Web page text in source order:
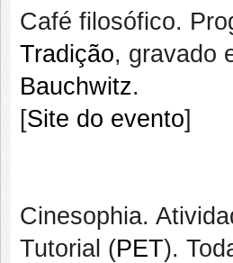
Café filosófico.
Tradição, gravado
Bauchwitz.
[Site do evento]
Cinesophia.
Tutorial (PET).